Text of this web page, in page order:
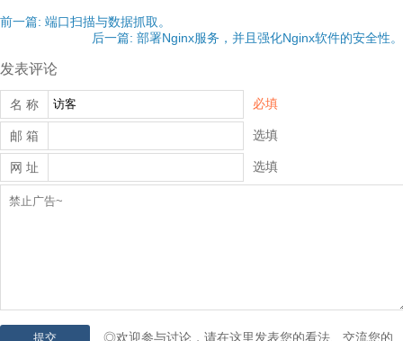
前一篇: 端口扫描与数据抓取。
后一篇: 部署Nginx服务，并且强化Nginx软件的安全性。
发表评论
名 称 必填
邮 箱 选填
网 址 选填
◎欢迎参与讨论，请在这里发表您的看法、交流您的